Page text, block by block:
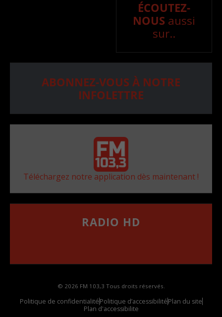
ÉCOUTEZ-
NOUS aussi
sur..
ABONNEZ-VOUS À NOTRE
INFOLETTRE
Téléchargez notre application dès maintenant !
RADIO HD
© 2026 FM 103,3 Tous droits réservés.
Politique de confidentialitéPolitique d’accessibilitéPlan du site
Plan d'accessibilite